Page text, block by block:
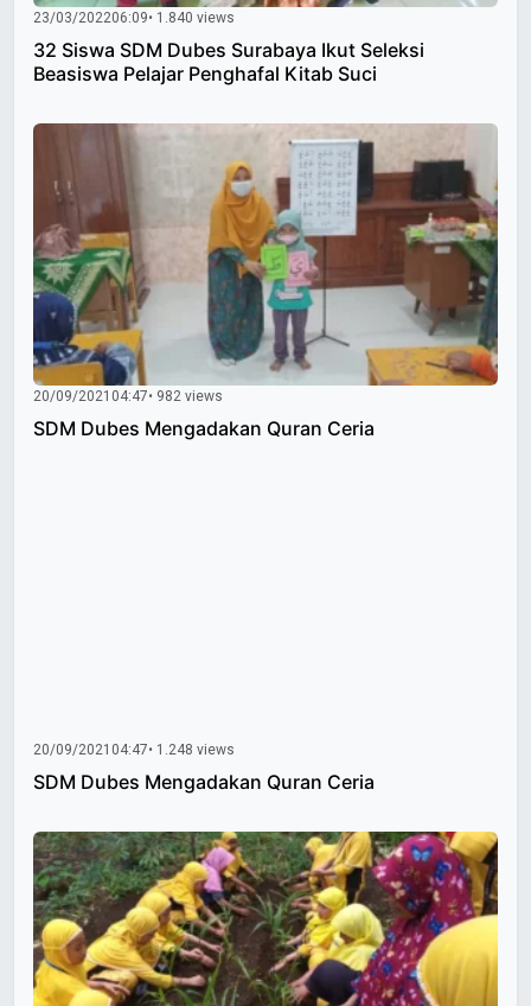
23/03/202206:09• 1.840 views
32 Siswa SDM Dubes Surabaya Ikut Seleksi
Beasiswa Pelajar Penghafal Kitab Suci
20/09/202104:47• 982 views
SDM Dubes Mengadakan Quran Ceria
20/09/202104:47• 1.248 views
SDM Dubes Mengadakan Quran Ceria